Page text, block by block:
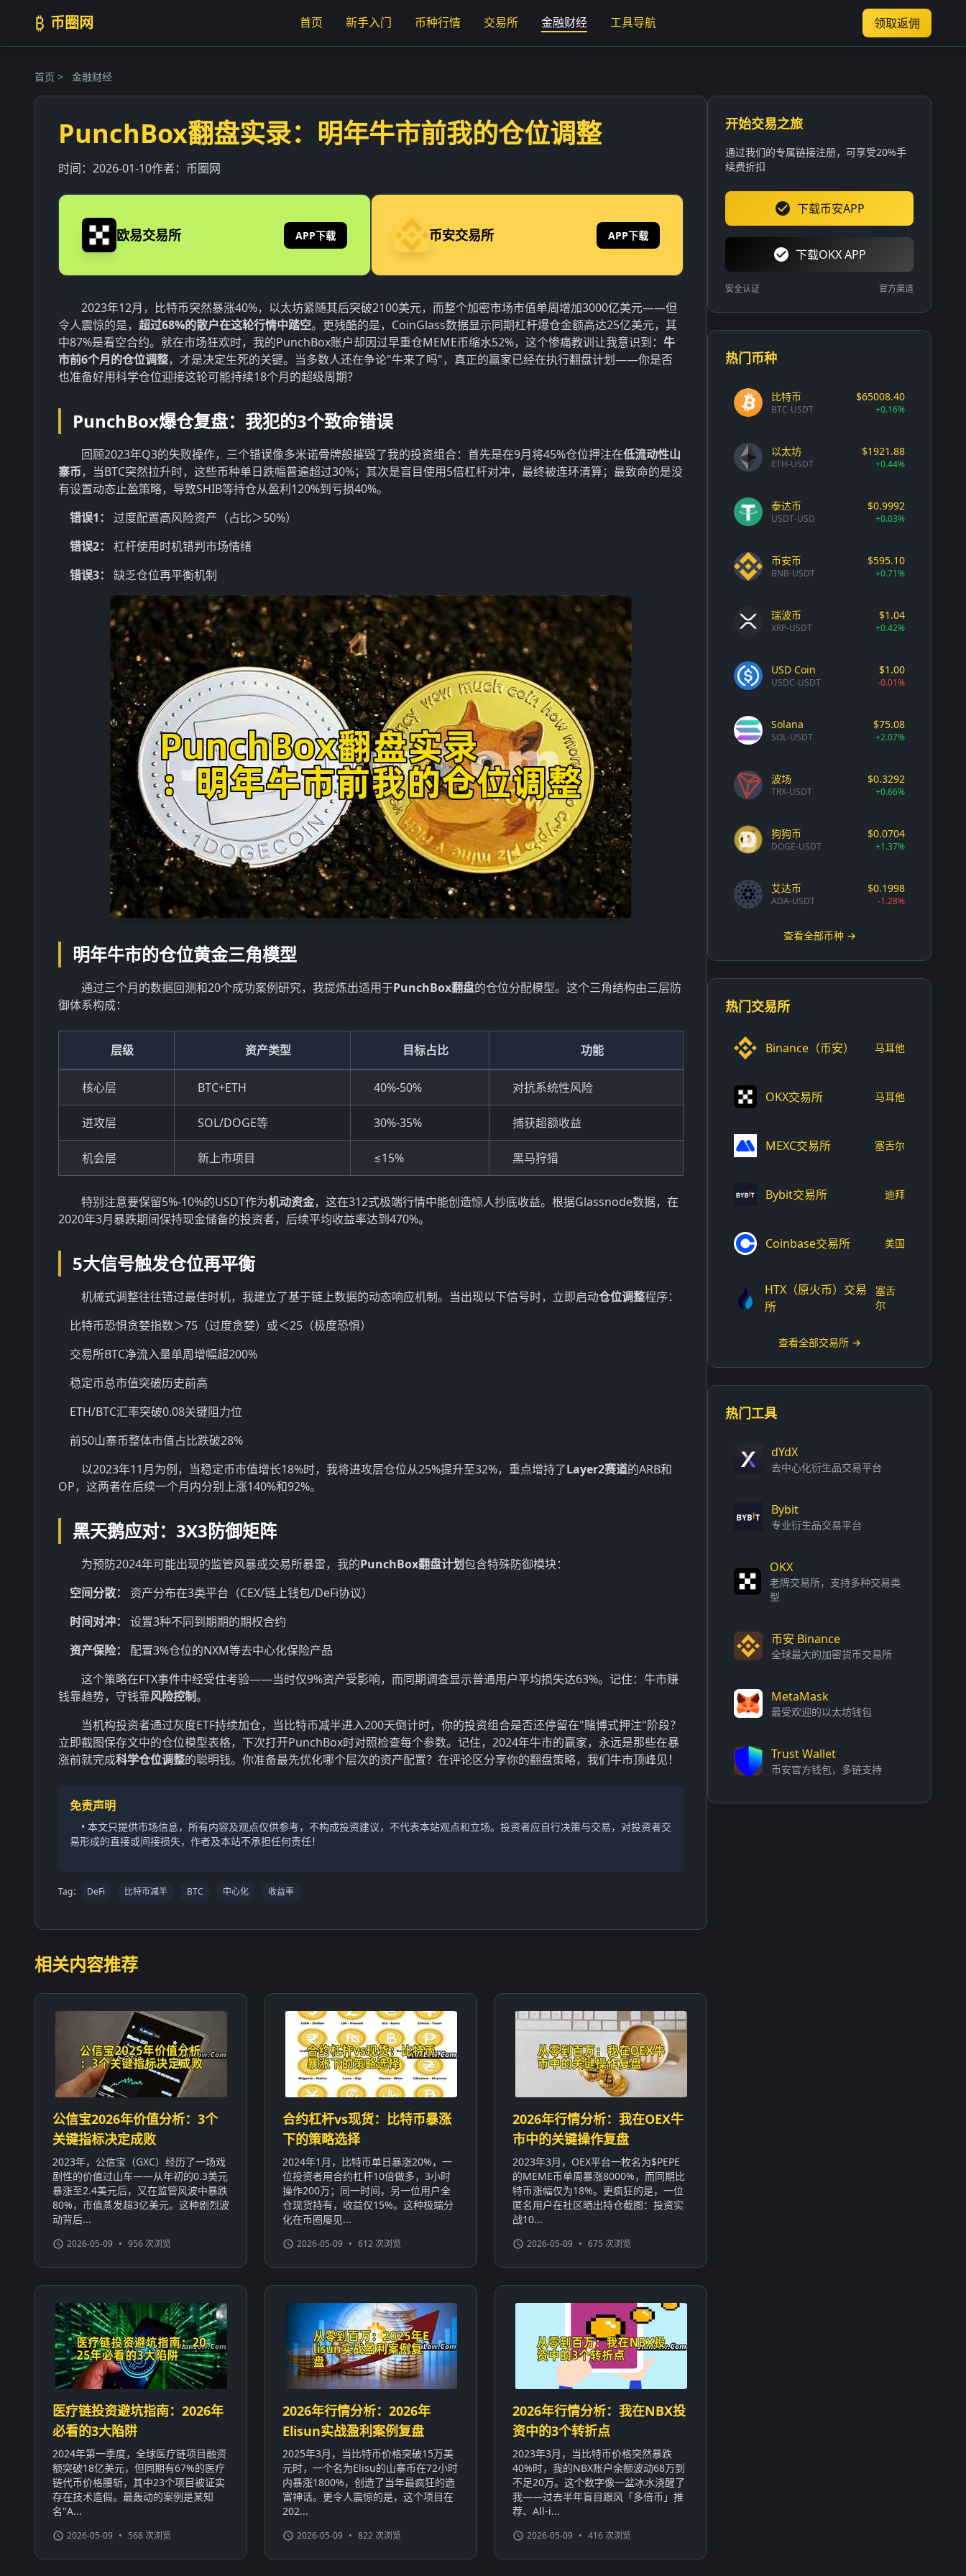
₿ 币圈网 首页 新手入门 币种行情 交易所 金融财经 工具导航 领取返佣
首页 > 金融财经
PunchBox翻盘实录：明年牛市前我的仓位调整
时间： 2026-01-10作者： 币圈网
欧易交易所 APP下载 币安交易所 APP下载
2023年12月，比特币突然暴涨40%，以太坊紧随其后突破2100美元，而整个加密市场市值单周增加3000亿美元——但
令人震惊的是， 超过68%的散户在这轮行情中踏空。更残酷的是，CoinGlass数据显示同期杠杆爆仓金额高达25亿美元，其
中87%是看空合约。就在市场狂欢时，我的PunchBox账户却因过早重仓MEME币缩水52%，这个惨痛教训让我意识到： 牛
市前6个月的仓位调整，才是决定生死的关键。当多数人还在争论"牛来了吗"，真正的赢家已经在执行翻盘计划——你是否
也准备好用科学仓位迎接这轮可能持续18个月的超级周期？
PunchBox爆仓复盘：我犯的3个致命错误
回顾2023年Q3的失败操作，三个错误像多米诺骨牌般摧毁了我的投资组合：首先是在9月将45%仓位押注在低流动性山
寨币，当BTC突然拉升时，这些币种单日跌幅普遍超过30%；其次是盲目使用5倍杠杆对冲，最终被连环清算；最致命的是没
有设置动态止盈策略，导致SHIB等持仓从盈利120%到亏损40%。
错误1：
过度配置高风险资产（占比＞50%）
错误2：
杠杆使用时机错判市场情绪
错误3：
缺乏仓位再平衡机制
明年牛市的仓位黄金三角模型
通过三个月的数据回测和20个成功案例研究，我提炼出适用于PunchBox翻盘的仓位分配模型。这个三角结构由三层防
御体系构成：
层级 资产类型 目标占比 功能
核心层 BTC+ETH 40%-50% 对抗系统性风险
进攻层 SOL/DOGE等 30%-35% 捕获超额收益
机会层 新上市项目 ≤15% 黑马狩猎
特别注意要保留5%-10%的USDT作为机动资金，这在312式极端行情中能创造惊人抄底收益。根据Glassnode数据，在
2020年3月暴跌期间保持现金储备的投资者，后续平均收益率达到470%。
5大信号触发仓位再平衡
机械式调整往往错过最佳时机，我建立了基于链上数据的动态响应机制。当出现以下信号时，立即启动仓位调整程序：
比特币恐惧贪婪指数＞75（过度贪婪）或＜25（极度恐惧）
交易所BTC净流入量单周增幅超200%
稳定币总市值突破历史前高
ETH/BTC汇率突破0.08关键阻力位
前50山寨币整体市值占比跌破28%
以2023年11月为例，当稳定币市值增长18%时，我将进攻层仓位从25%提升至32%，重点增持了Layer2赛道的ARB和
OP，这两者在后续一个月内分别上涨140%和92%。
黑天鹅应对：3X3防御矩阵
为预防2024年可能出现的监管风暴或交易所暴雷，我的PunchBox翻盘计划包含特殊防御模块：
空间分散：
资产分布在3类平台（CEX/链上钱包/DeFi协议）
时间对冲：
设置3种不同到期期的期权合约
资产保险：
配置3%仓位的NXM等去中心化保险产品
这个策略在FTX事件中经受住考验——当时仅9%资产受影响，而同期调查显示普通用户平均损失达63%。记住：牛市赚
钱靠趋势，守钱靠风险控制。
当机构投资者通过灰度ETF持续加仓，当比特币减半进入200天倒计时，你的投资组合是否还停留在"赌博式押注"阶段？
立即截图保存文中的仓位模型表格，下次打开PunchBox时对照检查每个参数。记住，2024年牛市的赢家，永远是那些在暴
涨前就完成科学仓位调整的聪明钱。你准备最先优化哪个层次的资产配置？在评论区分享你的翻盘策略，我们牛市顶峰见！
免责声明
• 本文只提供市场信息，所有内容及观点仅供参考，不构成投资建议，不代表本站观点和立场。投资者应自行决策与交易，对投资者交
易形成的直接或间接损失，作者及本站不承担任何责任！
Tag： DeFi 比特币减半 BTC 中心化 收益率
相关内容推荐
公信宝2026年价值分析：3个
关键指标决定成败
2023年，公信宝（GXC）经历了一场戏
剧性的价值过山车——从年初的0.3美元
暴涨至2.4美元后，又在监管风波中暴跌
80%，市值蒸发超3亿美元。这种剧烈波
动背后...
2026-05-09 • 956 次浏览
合约杠杆vs现货：比特币暴涨
下的策略选择
2024年1月，比特币单日暴涨20%，一
位投资者用合约杠杆10倍做多，3小时
操作200万；同一时间，另一位用户全
仓现货持有，收益仅15%。这种极端分
化在币圈屡见...
2026-05-09 • 612 次浏览
2026年行情分析：我在OEX牛
市中的关键操作复盘
2023年3月，OEX平台一枚名为$PEPE
的MEME币单周暴涨8000%，而同期比
特币涨幅仅为18%。更疯狂的是，一位
匿名用户在社区晒出持仓截图：投资实
战10...
2026-05-09 • 675 次浏览
医疗链投资避坑指南：2026年
必看的3大陷阱
2024年第一季度，全球医疗链项目融资
额突破18亿美元，但同期有67%的医疗
链代币价格腰斩，其中23个项目被证实
存在技术造假。最轰动的案例是某知
名"A...
2026-05-09 • 568 次浏览
2026年行情分析：2026年
Elisun实战盈利案例复盘
2025年3月，当比特币价格突破15万美
元时，一个名为Elisu的山寨币在72小时
内暴涨1800%，创造了当年最疯狂的造
富神话。更令人震惊的是，这个项目在
202...
2026-05-09 • 822 次浏览
2026年行情分析：我在NBX投
资中的3个转折点
2023年3月，当比特币价格突然暴跌
40%时，我的NBX账户余额波动68万到
不足20万。这个数字像一盆冰水浇醒了
我——过去半年盲目跟风「多倍币」推
荐、All-i...
2026-05-09 • 416 次浏览
开始交易之旅
通过我们的专属链接注册，可享受20%手
续费折扣
下载币安APP
下载OKX APP
安全认证 官方渠道
热门币种
比特币
BTC-USDT
$65008.40
+0.16%
以太坊
ETH-USDT
$1921.88
+0.44%
泰达币
USDT-USD
$0.9992
+0.03%
币安币
BNB-USDT
$595.10
+0.71%
瑞波币
XRP-USDT
$1.04
+0.42%
USD Coin
USDC-USDT
$1.00
-0.01%
Solana
SOL-USDT
$75.08
+2.07%
波场
TRX-USDT
$0.3292
+0.66%
狗狗币
DOGE-USDT
$0.0704
+1.37%
艾达币
ADA-USDT
$0.1998
-1.28%
查看全部币种 →
热门交易所
Binance（币安） 马耳他
OKX交易所 马耳他
MEXC交易所 塞舌尔
Bybit交易所 迪拜
Coinbase交易所 美国
HTX（原火币）交易
所
塞舌
尔
查看全部交易所 →
热门工具
dYdX
去中心化衍生品交易平台
Bybit
专业衍生品交易平台
OKX
老牌交易所，支持多种交易类
型
币安 Binance
全球最大的加密货币交易所
MetaMask
最受欢迎的以太坊钱包
Trust Wallet
币安官方钱包，多链支持